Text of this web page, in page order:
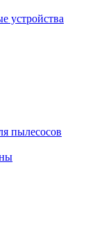
устройства
пылесосов